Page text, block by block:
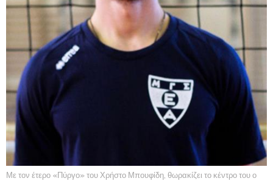
Με τον έτερο «Πύργο» του Χρήστο Μπουφίδη, θωρακίζει το κέντρο του ο